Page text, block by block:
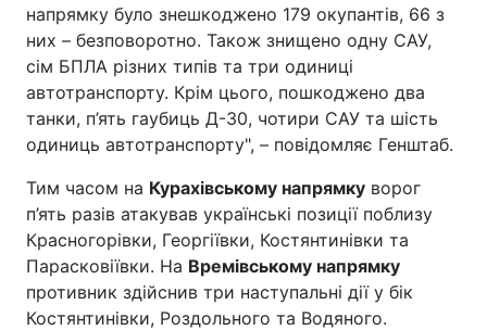
напрямку було знешкоджено 179 окупантів, 66 з
них – безповоротно. Також знищено одну САУ,
сім БПЛА різних типів та три одиниці
автотранспорту. Крім цього, пошкоджено два
танки, п’ять гаубиць Д-30, чотири САУ та шість
одиниць автотранспорту", – повідомляє Генштаб.
Тим часом на Курахівському напрямку ворог
п’ять разів атакував українські позиції поблизу
Красногорівки, Георгіївки, Костянтинівки та
Парасковіївки. На Времівському напрямку
противник здійснив три наступальні дії у бік
Костянтинівки, Роздольного та Водяного.